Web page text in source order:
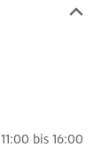
11:00 bis 16:00